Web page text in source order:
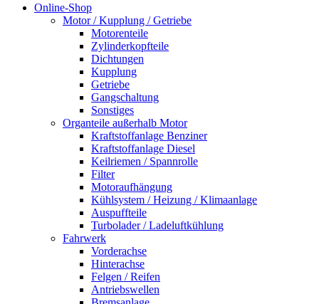
Online-Shop
Motor / Kupplung / Getriebe
Motorenteile
Zylinderkopfteile
Dichtungen
Kupplung
Getriebe
Gangschaltung
Sonstiges
Organteile außerhalb Motor
Kraftstoffanlage Benziner
Kraftstoffanlage Diesel
Keilriemen / Spannrolle
Filter
Motoraufhängung
Kühlsystem / Heizung / Klimaanlage
Auspuffteile
Turbolader / Ladeluftkühlung
Fahrwerk
Vorderachse
Hinterachse
Felgen / Reifen
Antriebswellen